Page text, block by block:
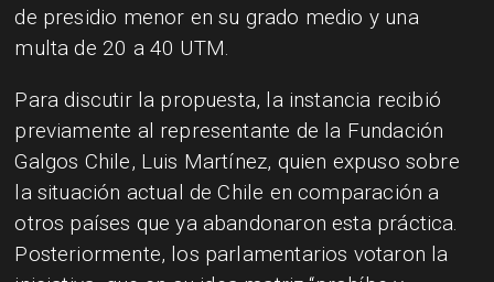
de presidio menor en su grado medio y una
multa de 20 a 40 UTM.
Para discutir la propuesta, la instancia recibió
previamente al representante de la Fundación
Galgos Chile, Luis Martínez, quien expuso sobre
la situación actual de Chile en comparación a
otros países que ya abandonaron esta práctica.
Posteriormente, los parlamentarios votaron la